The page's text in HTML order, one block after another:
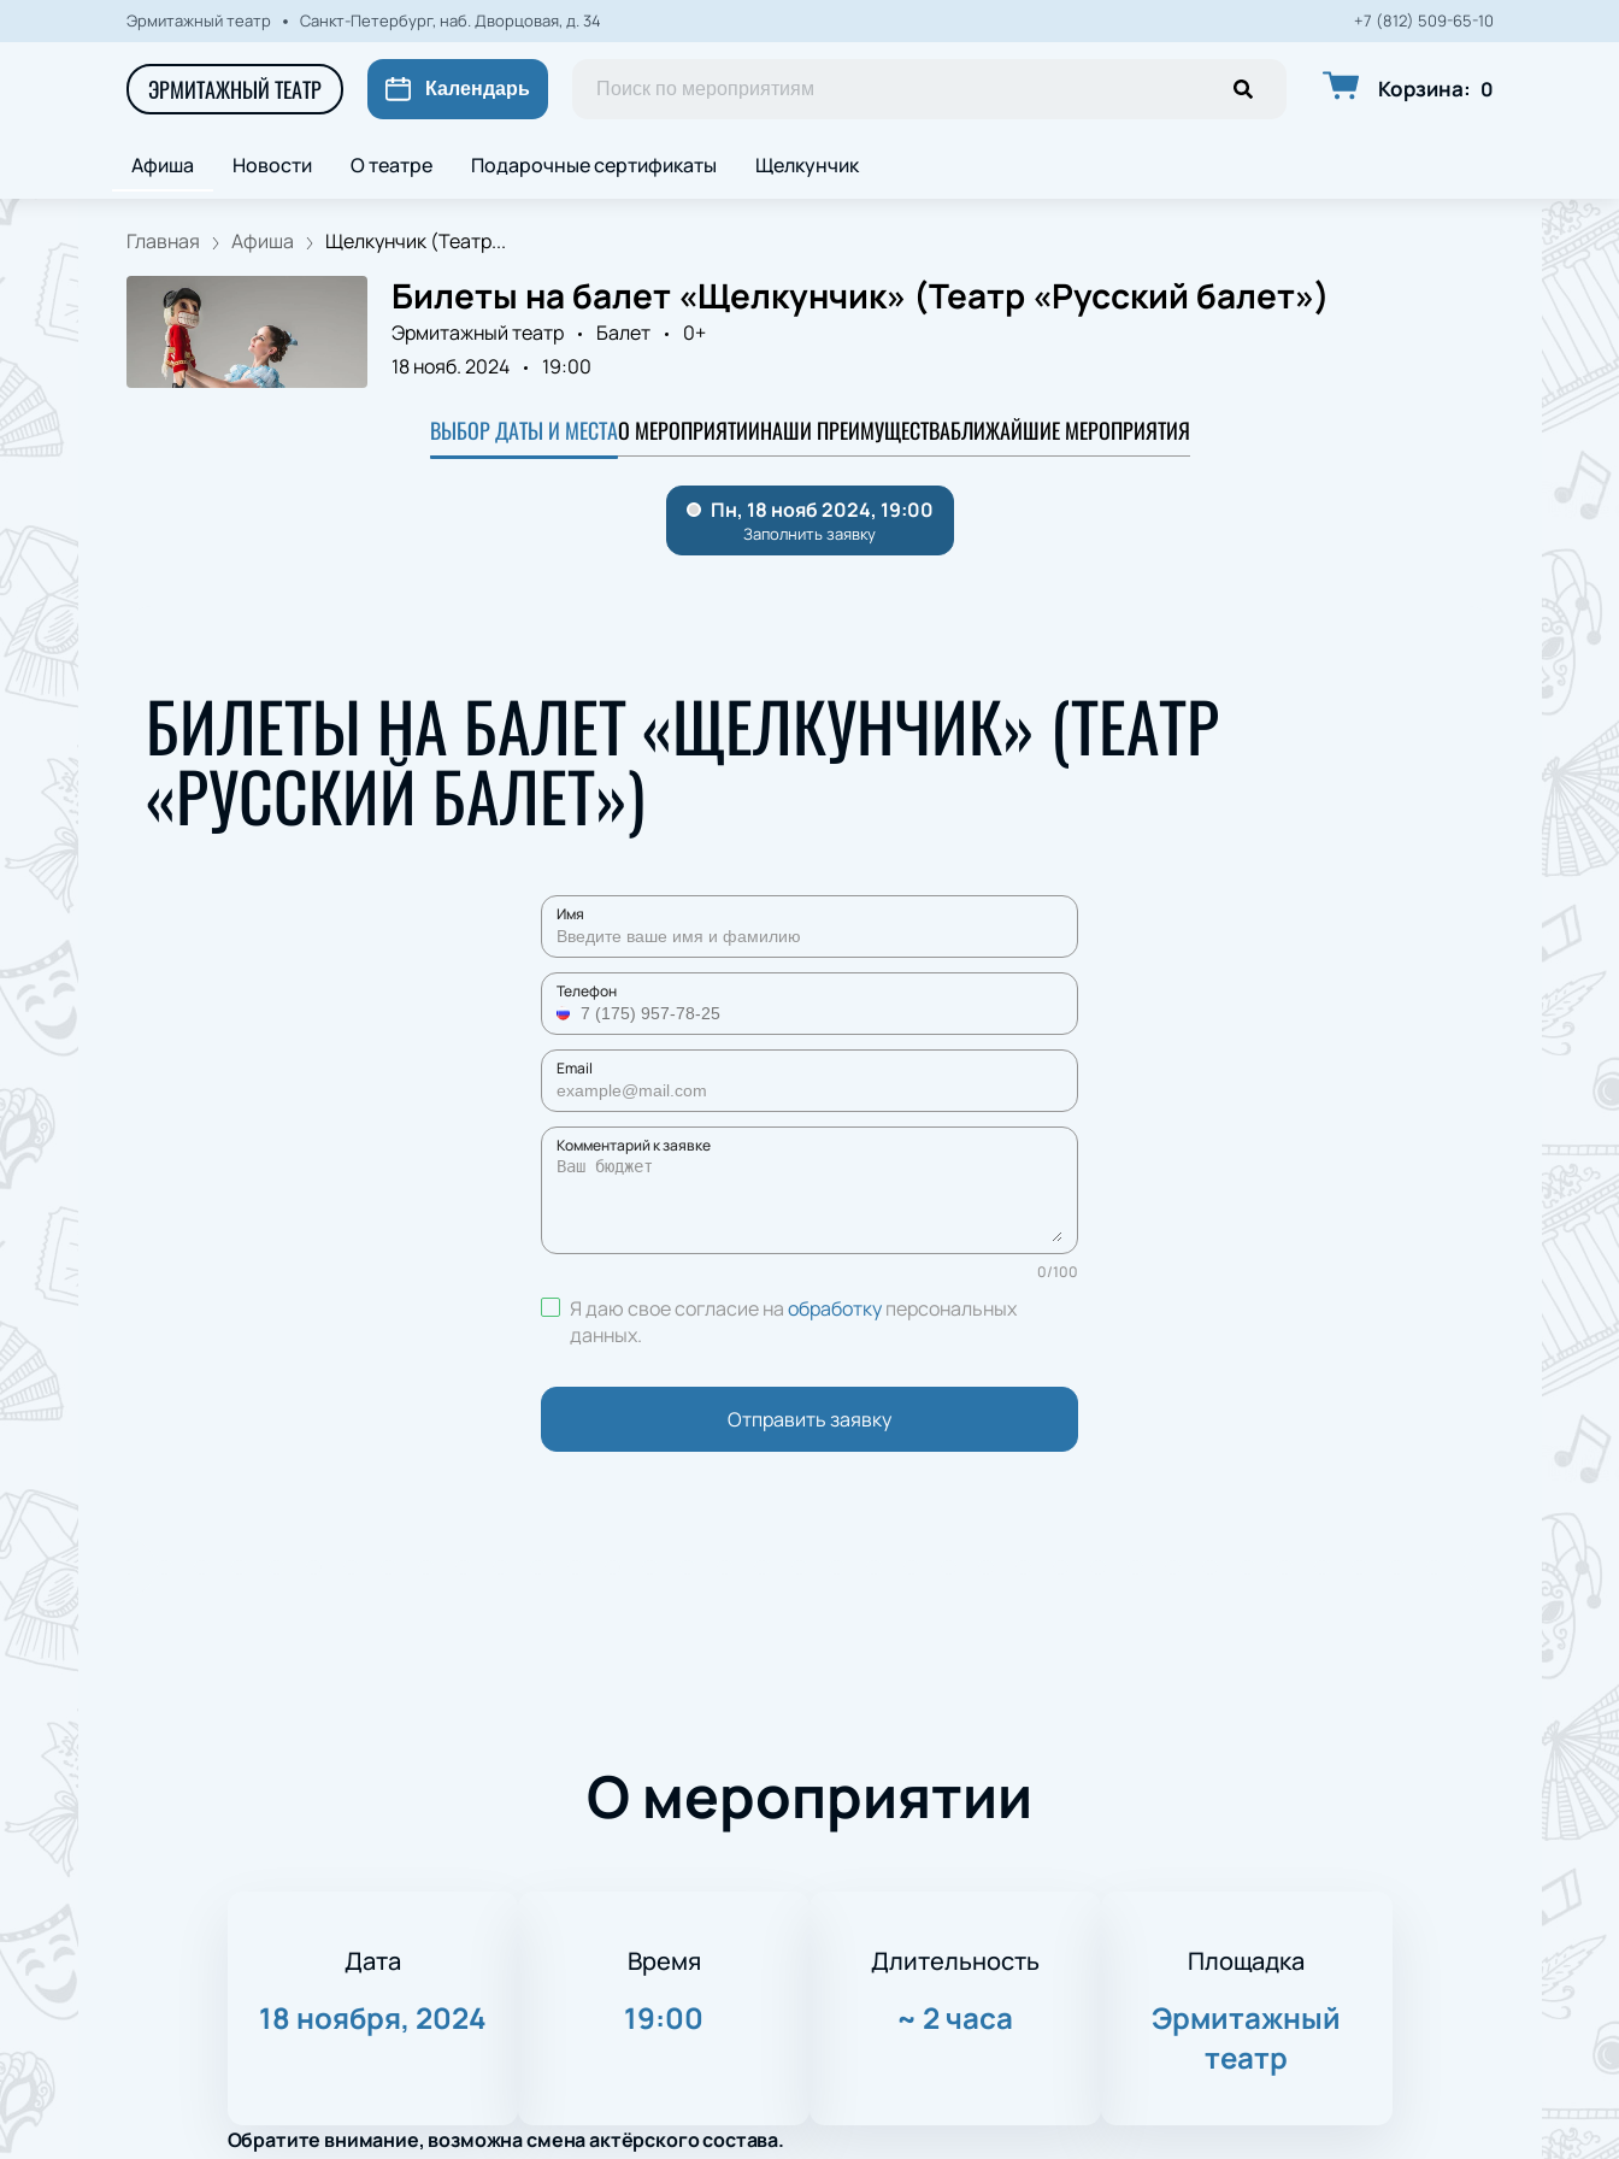
Эрмитажный театр Санкт-Петербург, наб. Дворцовая, д. 34 +7 (812) 509-65-10
ЭРМИТАЖНЫЙ ТЕАТР Календарь Корзина: 0
Афиша Новости О театре Подарочные сертификаты Щелкунчик
Главная Афиша Щелкунчик (Театр...
Билеты на балет «Щелкунчик» (Театр «Русский балет»)
Эрмитажный театр Балет
0+
18 нояб. 2024
19:00
ВЫБОР ДАТЫ И МЕСТАО МЕРОПРИЯТИИНАШИ ПРЕИМУЩЕСТВАБЛИЖАЙШИЕ МЕРОПРИЯТИЯ
БИЛЕТЫ НА БАЛЕТ «ЩЕЛКУНЧИК» (ТЕАТР
«РУССКИЙ БАЛЕТ»)
Имя
Телефон
Email
Комментарий к заявке
0/100
Я даю свое согласие наобработкуперсональных
данных.
Отправить заявку
О мероприятии
Дата
18 ноября, 2024
Время
19:00
Длительность
~ 2 часа
Площадка
Эрмитажный
театр
Обратите внимание, возможна смена актёрского состава.